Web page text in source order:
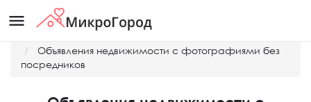
menu
Объявления недвижимости с фотографиями без
посредников